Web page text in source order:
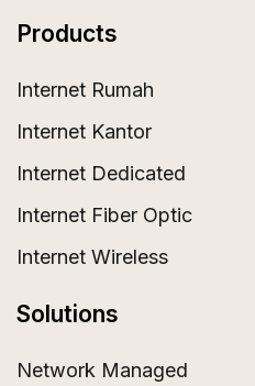
Products
Internet Rumah
Internet Kantor
Internet Dedicated
Internet Fiber Optic
Internet Wireless
Solutions
Network Managed